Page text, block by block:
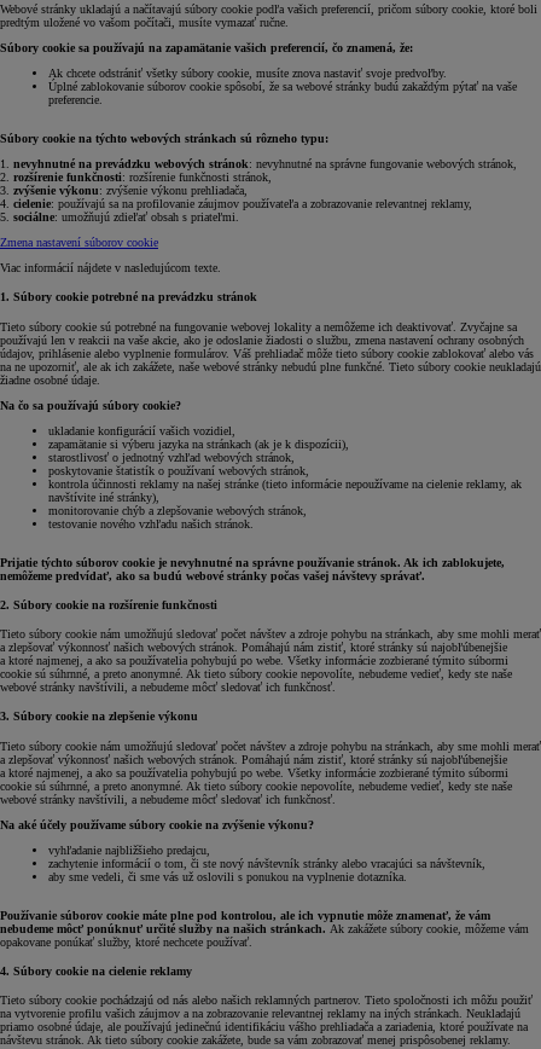
Webové stránky ukladajú a načítavajú súbory cookie podľa vašich preferencií, pričom súbory cookie, ktoré boli
predtým uložené vo vašom počítači, musíte vymazať ručne.
Súbory cookie sa používajú na zapamätanie vašich preferencií, čo znamená, že:
Ak chcete odstrániť všetky súbory cookie, musíte znova nastaviť svoje predvoľby.
Úplné zablokovanie súborov cookie spôsobí, že sa webové stránky budú zakaždým pýtať na vaše
preferencie.
Súbory cookie na týchto webových stránkach sú rôzneho typu:
1. nevyhnutné na prevádzku webových stránok: nevyhnutné na správne fungovanie webových stránok,
2. rozšírenie funkčnosti: rozšírenie funkčnosti stránok,
3. zvýšenie výkonu: zvýšenie výkonu prehliadača,
4. cielenie: používajú sa na profilovanie záujmov používateľa a zobrazovanie relevantnej reklamy,
5. sociálne: umožňujú zdieľať obsah s priateľmi.
Zmena nastavení súborov cookie
Viac informácií nájdete v nasledujúcom texte.
1. Súbory cookie potrebné na prevádzku stránok
Tieto súbory cookie sú potrebné na fungovanie webovej lokality a nemôžeme ich deaktivovať. Zvyčajne sa
používajú len v reakcii na vaše akcie, ako je odoslanie žiadosti o službu, zmena nastavení ochrany osobných
údajov, prihlásenie alebo vyplnenie formulárov. Váš prehliadač môže tieto súbory cookie zablokovať alebo vás
na ne upozorniť, ale ak ich zakážete, naše webové stránky nebudú plne funkčné. Tieto súbory cookie neukladajú
žiadne osobné údaje.
Na čo sa používajú súbory cookie?
ukladanie konfigurácií vašich vozidiel,
zapamätanie si výberu jazyka na stránkach (ak je k dispozícii),
starostlivosť o jednotný vzhľad webových stránok,
poskytovanie štatistík o používaní webových stránok,
kontrola účinnosti reklamy na našej stránke (tieto informácie nepoužívame na cielenie reklamy, ak
navštívite iné stránky),
monitorovanie chýb a zlepšovanie webových stránok,
testovanie nového vzhľadu našich stránok.
Prijatie týchto súborov cookie je nevyhnutné na správne používanie stránok. Ak ich zablokujete,
nemôžeme predvídať, ako sa budú webové stránky počas vašej návštevy správať.
2. Súbory cookie na rozšírenie funkčnosti
Tieto súbory cookie nám umožňujú sledovať počet návštev a zdroje pohybu na stránkach, aby sme mohli merať
a zlepšovať výkonnosť našich webových stránok. Pomáhajú nám zistiť, ktoré stránky sú najobľúbenejšie
a ktoré najmenej, a ako sa používatelia pohybujú po webe. Všetky informácie zozbierané týmito súbormi
cookie sú súhrnné, a preto anonymné. Ak tieto súbory cookie nepovolíte, nebudeme vedieť, kedy ste naše
webové stránky navštívili, a nebudeme môcť sledovať ich funkčnosť.
3. Súbory cookie na zlepšenie výkonu
Tieto súbory cookie nám umožňujú sledovať počet návštev a zdroje pohybu na stránkach, aby sme mohli merať
a zlepšovať výkonnosť našich webových stránok. Pomáhajú nám zistiť, ktoré stránky sú najobľúbenejšie
a ktoré najmenej, a ako sa používatelia pohybujú po webe. Všetky informácie zozbierané týmito súbormi
cookie sú súhrnné, a preto anonymné. Ak tieto súbory cookie nepovolíte, nebudeme vedieť, kedy ste naše
webové stránky navštívili, a nebudeme môcť sledovať ich funkčnosť.
Na aké účely používame súbory cookie na zvýšenie výkonu?
vyhľadanie najbližšieho predajcu,
zachytenie informácií o tom, či ste nový návštevník stránky alebo vracajúci sa návštevník,
aby sme vedeli, či sme vás už oslovili s ponukou na vyplnenie dotazníka.
Používanie súborov cookie máte plne pod kontrolou, ale ich vypnutie môže znamenať, že vám
nebudeme môcť ponúknuť určité služby na našich stránkach. Ak zakážete súbory cookie, môžeme vám
opakovane ponúkať služby, ktoré nechcete používať.
4. Súbory cookie na cielenie reklamy
Tieto súbory cookie pochádzajú od nás alebo našich reklamných partnerov. Tieto spoločnosti ich môžu použiť
na vytvorenie profilu vašich záujmov a na zobrazovanie relevantnej reklamy na iných stránkach. Neukladajú
priamo osobné údaje, ale používajú jedinečnú identifikáciu vášho prehliadača a zariadenia, ktoré používate na
návštevu stránok. Ak tieto súbory cookie zakážete, bude sa vám zobrazovať menej prispôsobenej reklamy.